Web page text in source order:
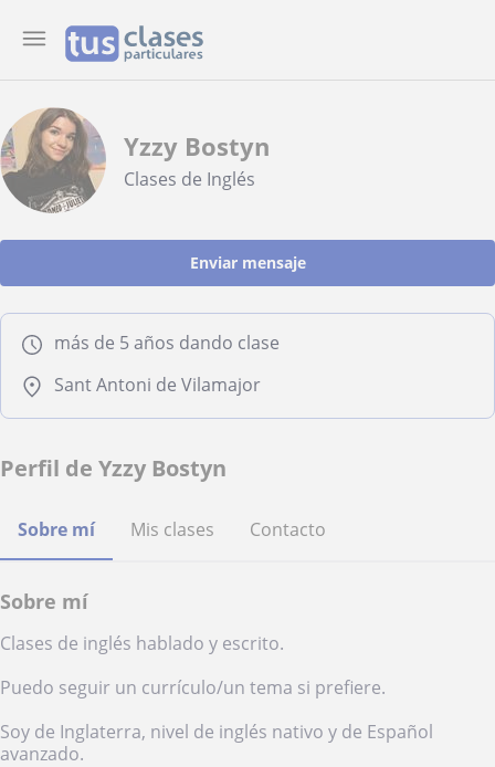
Yzzy Bostyn
Clases de Inglés
Enviar mensaje
más de 5 años dando clase
Sant Antoni de Vilamajor
Perfil de Yzzy Bostyn
Sobre mí Mis clases Contacto
Sobre mí
Clases de inglés hablado y escrito.
Puedo seguir un currículo/un tema si prefiere.
Soy de Inglaterra, nivel de inglés nativo y de Español
avanzado.